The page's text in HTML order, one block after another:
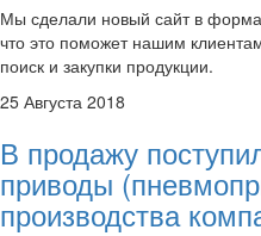
Мы сделали новый сайт в
что это поможет нашим
поиск и закупки продукции.
25 Августа 2018
В продажу
приводы
производства